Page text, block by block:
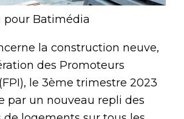
pour Batimédia
la construction neuve,
des Promoteurs
le 3ème trimestre 2023
par un nouveau repli des